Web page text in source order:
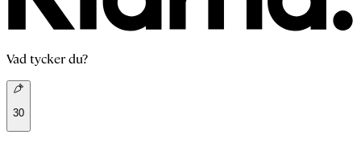
Vad tycker du?
30